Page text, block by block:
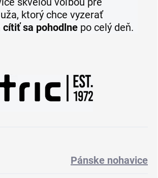
ktorý chce vyzerať
cítiť sa pohodlne po celý deň.
Pánske nohavice